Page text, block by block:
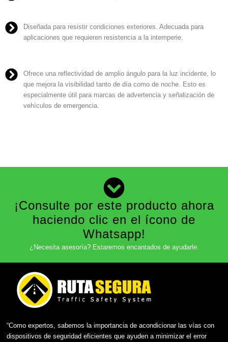
Diseñada para resistir condiciones exteriores. Adecuada para
aplicaciones que requieren resistencia a la intemperie.
Ofrece una reflectividad de amplio ángulo para la luz incidente, lo
que mejora la visibilidad tanto de día como de noche. Esto es
especialmente útil para marcas de advertencia y señalización de
vehículos de emergencia.
¡Consulte por este producto ahora
haciendo clic en el ícono de
Whatsapp!
¿Necesita asesoría? Estaremos encantados de ayudarle.
“Como expertos, sabemos la importancia de acondicionar las vías con
dispositivos de seguridad eficientes que ayuden a minimizar el error